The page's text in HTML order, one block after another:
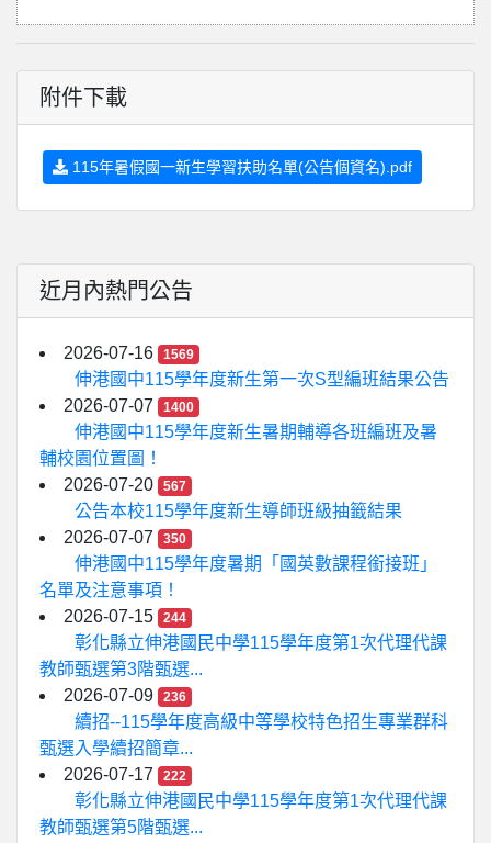
附件下載
115年暑假國一新生學習扶助名單(公告個資名).pdf
近月內熱門公告
2026-07-16 1569
伸港國中115學年度新生第一次S型編班結果公告
2026-07-07
1400
伸港國中115學年度新生暑期輔導各班編班及暑
輔校園位置圖！
2026-07-20
567
公告本校115學年度新生導師班級抽籤結果
2026-07-07
350
伸港國中115學年度暑期「國英數課程銜接班」
名單及注意事項！
2026-07-15
244
彰化縣立伸港國民中學115學年度第1次代理代課
教師甄選第3階甄選...
2026-07-09
236
續招--115學年度高級中等學校特色招生專業群科
甄選入學續招簡章...
2026-07-17
222
彰化縣立伸港國民中學115學年度第1次代理代課
教師甄選第5階甄選...